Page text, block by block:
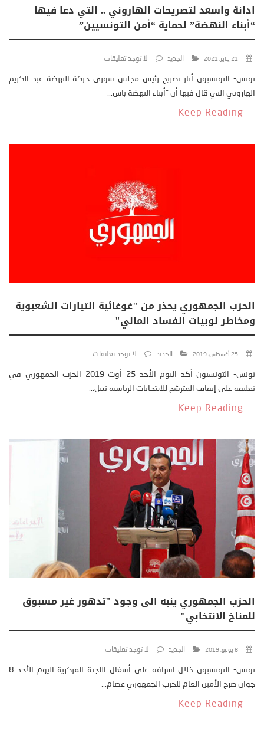
ادانة واسعد لتصريحات الهاروني .. التي دعا فيها
“أبناء النهضة” لحماية “أمن التونسيين”
21 يناير، 2021 الجديد لا توجد تعليقات
تونس- التونسيون أثار تصريح رئيس مجلس شورى حركة النهضة عبد الكريم
الهاروني التي قال فيها أن "أبناء النهضة باش...
Keep Reading
الحزب الجمهوري يحذر من "غوغائية التيارات الشعبوية
ومخاطر لوبيات الفساد المالي"
25 أغسطس، 2019 الجديد لا توجد تعليقات
تونس- التونسيون أكد اليوم الأحد 25 أوت 2019 الحزب الجمهوري في
تعليقه على إيقاف المترشح للانتخابات الرئاسية نبيل...
Keep Reading
الحزب الجمهوري ينبه الى وجود "تدهور غير مسبوق
للمناخ الانتخابي"
8 يونيو، 2019 الجديد لا توجد تعليقات
تونس- التونسيون خلال اشرافه على أشغال اللجنة المركزية اليوم الأحد 8
جوان صرح الأمين العام للحزب الجمهوري عصام...
Keep Reading